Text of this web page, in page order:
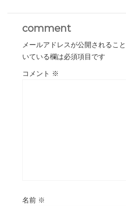
comment
メールアドレスが公開されるこ
いている欄は必須項目です
コメント ※
名前 ※